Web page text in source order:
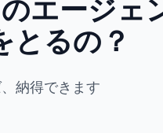
エージェ
とるの？
納得できます